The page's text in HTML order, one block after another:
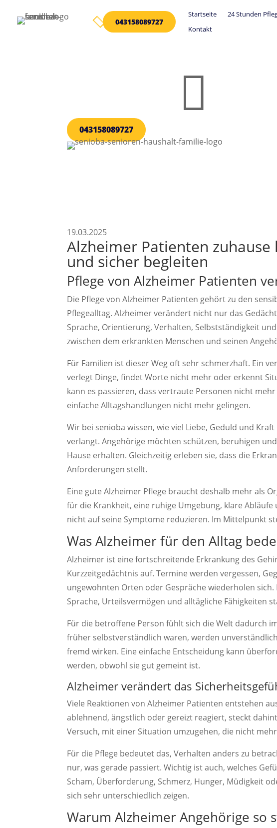
 043158089727
Startseite 24 Stunden
Kontakt

043158089727
19.03.2025
Alzheimer Patienten zuhause
und sicher begleiten
Pflege von Alzheimer Patienten
Die Pflege von Alzheimer Patienten gehört zu den
Pflegealltag. Alzheimer verändert nicht nur das
Sprache, Orientierung, Verhalten, Selbstständigkeit
zwischen dem erkrankten Menschen und seinen
Für Familien ist dieser Weg oft sehr schmerzhaft. Ein
verlegt Dinge, findet Worte nicht mehr oder erkennt
kann es passieren, dass vertraute Personen nicht
einfache Alltagshandlungen nicht mehr gelingen.
Wir bei senioba wissen, wie viel Liebe, Geduld und
verlangt. Angehörige möchten schützen, beruhigen
Hause erhalten. Gleichzeitig erleben sie, dass die
Anforderungen stellt.
Eine gute Alzheimer Pflege braucht deshalb mehr als
für die Krankheit, eine ruhige Umgebung, klare
nicht auf seine Symptome reduzieren. Im Mittelpunkt
Was Alzheimer für den Alltag
Alzheimer ist eine fortschreitende Erkrankung des
Kurzzeitgedächtnis auf. Termine werden vergessen,
ungewohnten Orten oder Gespräche wiederholen
Sprache, Urteilsvermögen und alltägliche Fähigkeiten
Für die betroffene Person fühlt sich die Welt dadurch
früher selbstverständlich waren, werden
fremd wirken. Eine einfache Entscheidung kann
werden, obwohl sie gut gemeint ist.
Alzheimer verändert das
Viele Reaktionen von Alzheimer Patienten entstehen
ablehnend, ängstlich oder gereizt reagiert, steckt
Versuch, mit einer Situation umzugehen, die nicht
Für die Pflege bedeutet das, Verhalten anders zu
nur, was gerade passiert. Wichtig ist auch, welches
Scham, Überforderung, Schmerz, Hunger, Müdigkeit
sich sehr unterschiedlich zeigen.
Warum Alzheimer Angehörige so